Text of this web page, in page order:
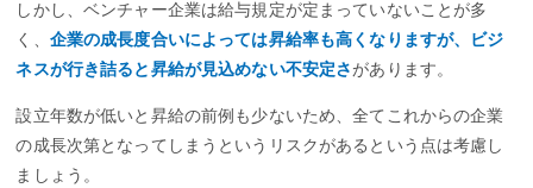
しかし、ベンチャー企業は給与規定が定まっていないことが多
く、 企業の成長度合いによっては昇給率も高くなりますが、ビジ
ネスが行き詰ると昇給が見込めない不安定さがあります。
設立年数が低いと昇給の前例も少ないため、全てこれからの企業
の成長次第となってしまうというリスクがあるという点は考慮し
ましょう。